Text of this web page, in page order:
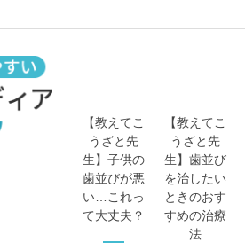
【教えてこ
うざと先
生】子供の
歯並びが悪
い…これっ
て大丈夫？
【教えてこ
うざと先
生】歯並び
を治したい
ときのおす
すめの治療
法